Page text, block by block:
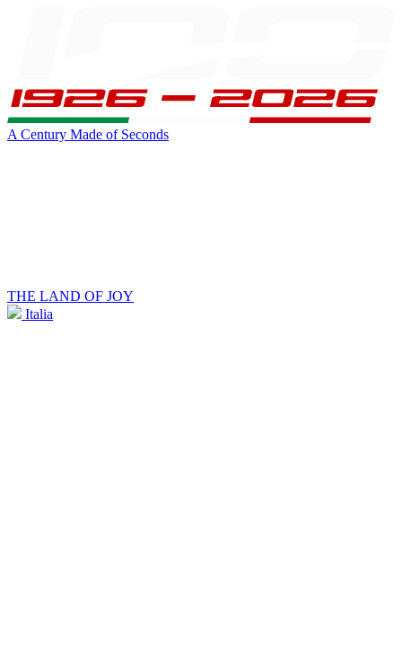
A Century Made of Seconds
THE LAND OF JOY
Italia